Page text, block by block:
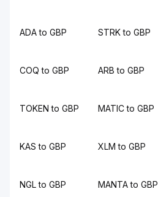
ADA to GBP STRK to GBP
COQ to GBP ARB to GBP
TOKEN to GBP MATIC to GBP
KAS to GBP XLM to GBP
NGL to GBP MANTA to GBP